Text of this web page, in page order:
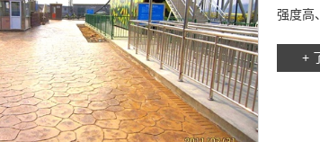
强度高
+